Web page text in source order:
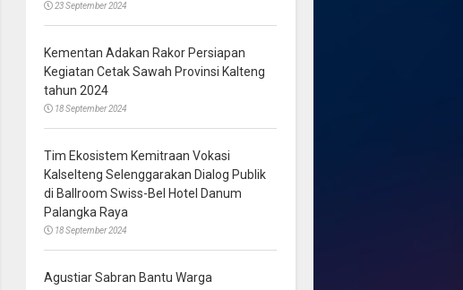
23 September 2024
Kementan Adakan Rakor Persiapan
Kegiatan Cetak Sawah Provinsi Kalteng
tahun 2024
18 September 2024
Tim Ekosistem Kemitraan Vokasi
Kalselteng Selenggarakan Dialog Publik
di Ballroom Swiss-Bel Hotel Danum
Palangka Raya
18 September 2024
Agustiar Sabran Bantu Warga